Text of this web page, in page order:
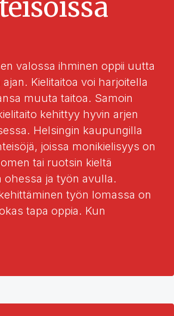
valossa ihminen oppii uutta
Kielitaitoa voi harjoitella
muuta taitoa. Samoin
kehittyy hyvin arjen
Helsingin kaupungilla
joissa monikielisyys on
tai ruotsin kieltä
ohessa ja työn avulla.
työn lomassa on
tapa oppia. Kun